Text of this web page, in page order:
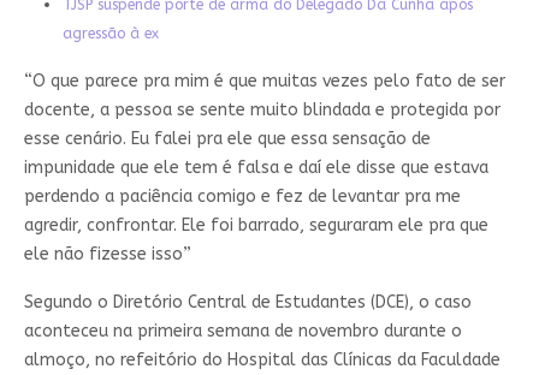
TJSP suspende porte de arma do Delegado Da Cunha após
agressão à ex
“O que parece pra mim é que muitas vezes pelo fato de ser
docente, a pessoa se sente muito blindada e protegida por
esse cenário. Eu falei pra ele que essa sensação de
impunidade que ele tem é falsa e daí ele disse que estava
perdendo a paciência comigo e fez de levantar pra me
agredir, confrontar. Ele foi barrado, seguraram ele pra que
ele não fizesse isso”
Segundo o Diretório Central de Estudantes (DCE), o caso
aconteceu na primeira semana de novembro durante o
almoço, no refeitório do Hospital das Clínicas da Faculdade